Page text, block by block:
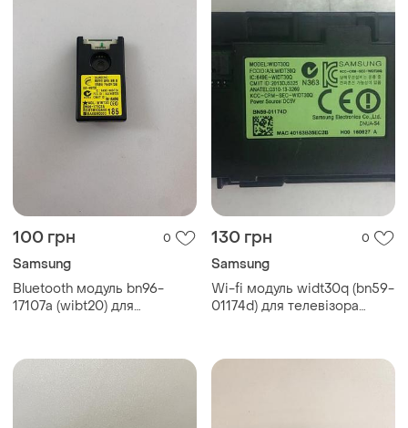
100 грн 0
Samsung
Bluetooth модуль bn96-
17107a (wibt20) для
130 грн 0
Samsung
Wi-fi модуль widt30q (bn59-
01174d) для телевізора